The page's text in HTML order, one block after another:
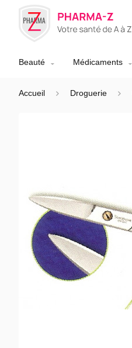
Beauté Médicaments
Accueil Droguerie